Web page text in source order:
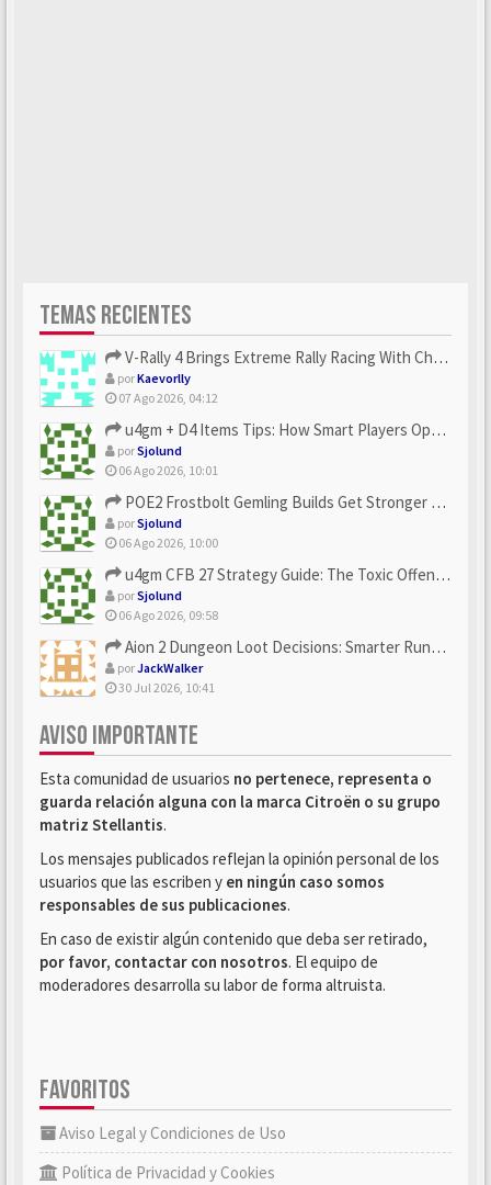
TEMAS RECIENTES
V-Rally 4 Brings Extreme Rally Racing With Challenging Track...
porKaevorlly
07 Ago 2026, 04:12
u4gm + D4 Items Tips: How Smart Players Optimize Gear, Build...
porSjolund
06 Ago 2026, 10:01
POE2 Frostbolt Gemling Builds Get Stronger With u4gm’s Ice C...
porSjolund
06 Ago 2026, 10:00
u4gm CFB 27 Strategy Guide: The Toxic Offensive Scheme Your ...
porSjolund
06 Ago 2026, 09:58
Aion 2 Dungeon Loot Decisions: Smarter Runs With U4N
porJackWalker
30 Jul 2026, 10:41
AVISO IMPORTANTE
Esta comunidad de usuarios no pertenece, representa o
guarda relación alguna con la marca Citroën o su grupo
matriz Stellantis.
Los mensajes publicados reflejan la opinión personal de los
usuarios que las escriben y en ningún caso somos
responsables de sus publicaciones.
En caso de existir algún contenido que deba ser retirado,
por favor, contactar con nosotros. El equipo de
moderadores desarrolla su labor de forma altruista.
FAVORITOS
Aviso Legal y Condiciones de Uso
Política de Privacidad y Cookies